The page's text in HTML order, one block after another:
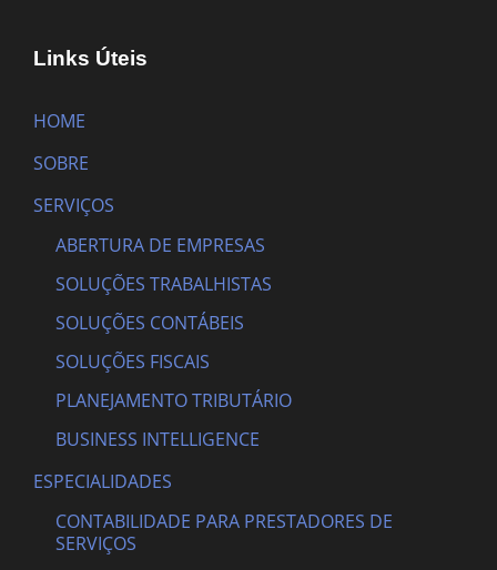
Links Úteis
HOME
SOBRE
SERVIÇOS
ABERTURA DE EMPRESAS
SOLUÇÕES TRABALHISTAS
SOLUÇÕES CONTÁBEIS
SOLUÇÕES FISCAIS
PLANEJAMENTO TRIBUTÁRIO
BUSINESS INTELLIGENCE
ESPECIALIDADES
CONTABILIDADE PARA PRESTADORES DE
SERVIÇOS